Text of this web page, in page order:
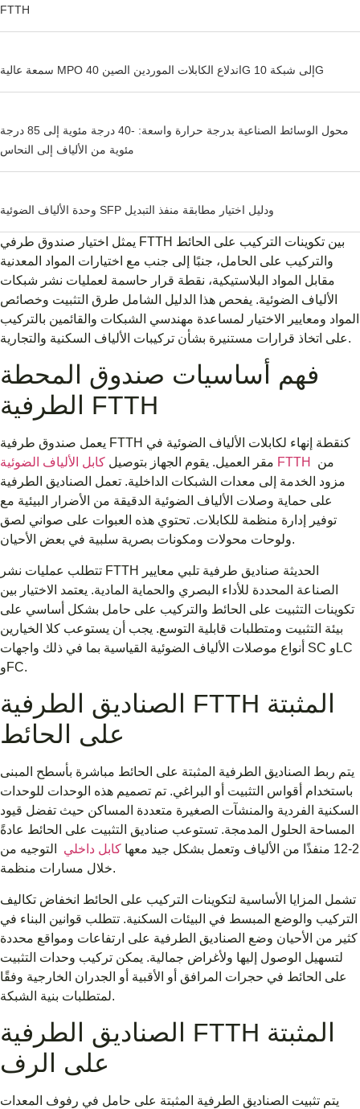
FTTH
سمعة عالية MPO اندلاع الكابلات الموردين الصين 40G إلى شبكة 10G
محول الوسائط الصناعية بدرجة حرارة واسعة: -40 درجة مئوية إلى 85 درجة
مئوية من الألياف إلى النحاس
وحدة الألياف الضوئية SFP ودليل اختيار مطابقة منفذ التبديل
يمثل اختيار صندوق طرفي FTTH بين تكوينات التركيب على الحائط
والتركيب على الحامل، جنبًا إلى جنب مع اختيارات المواد المعدنية
مقابل المواد البلاستيكية، نقطة قرار حاسمة لعمليات نشر شبكات
الألياف الضوئية. يفحص هذا الدليل الشامل طرق التثبيت وخصائص
المواد ومعايير الاختيار لمساعدة مهندسي الشبكات والقائمين بالتركيب
على اتخاذ قرارات مستنيرة بشأن تركيبات الألياف السكنية والتجارية.
فهم أساسيات صندوق المحطة
الطرفية FTTH
يعمل صندوق طرفية FTTH كنقطة إنهاء لكابلات الألياف الضوئية في
مقر العميل. يقوم الجهاز بتوصيل كابل الألياف الضوئية FTTH
مزود الخدمة إلى معدات الشبكات الداخلية. تعمل الصناديق الطرفية
على حماية وصلات الألياف الضوئية الدقيقة من الأضرار البيئية مع
توفير إدارة منظمة للكابلات. تحتوي هذه العبوات على صواني لصق
ولوحات محولات ومكونات بصرية سلبية في بعض الأحيان.
تتطلب عمليات نشر FTTH الحديثة صناديق طرفية تلبي معايير
الصناعة المحددة للأداء البصري والحماية المادية. يعتمد الاختيار بين
تكوينات التثبيت على الحائط والتركيب على حامل بشكل أساسي على
بيئة التثبيت ومتطلبات قابلية التوسع. يجب أن يستوعب كلا الخيارين
أنواع موصلات الألياف الضوئية القياسية بما في ذلك واجهات SC وLC
وFC.
الصناديق الطرفية FTTH المثبتة
يتم ربط الصناديق الطرفية المثبتة على الحائط مباشرة بأسطح المبنى
باستخدام أقواس التثبيت أو البراغي. تم تصميم هذه الوحدات للوحدات
السكنية الفردية والمنشآت الصغيرة متعددة المساكن حيث تفضل قيود
المساحة الحلول المدمجة. تستوعب صناديق التثبيت على الحائط عادةً
2-12 منفذًا من الألياف وتعمل بشكل جيد معها
كابل داخلي
التوجيه من
خلال مسارات منظمة.
تشمل المزايا الأساسية لتكوينات التركيب على الحائط انخفاض تكاليف
التركيب والوضع المبسط في البيئات السكنية. تتطلب قوانين البناء في
كثير من الأحيان وضع الصناديق الطرفية على ارتفاعات ومواقع محددة
لتسهيل الوصول إليها ولأغراض جمالية. يمكن تركيب وحدات التثبيت
على الحائط في حجرات المرافق أو الأقبية أو الجدران الخارجية وفقًا
لمتطلبات بنية الشبكة.
الصناديق الطرفية FTTH المثبتة
يتم تثبيت الصناديق الطرفية المثبتة على حامل في رفوف المعدات